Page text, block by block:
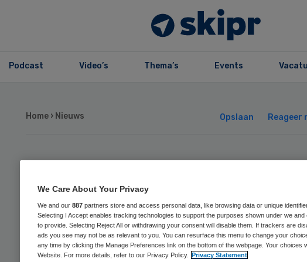
Podcast Video’s Thema’s Events
Home › Nieuws Opslaan Reageer
Van Rijn neemt
aanbevelingen
Ombudsman over
We Care About Your Privacy
We and our 887 partners store and access personal data, like browsing data or unique
Selecting I Accept enables tracking technologies to support the purposes shown under we
to provide. Selecting Reject All or withdrawing your consent will disable them. If trackers are
ads you see may not be as relevant to you. You can resurface this menu to change your
any time by clicking the Manage Preferences link on the bottom of the webpage. Your choices
Website. For more details, refer to our Privacy Policy. Privacy Statement